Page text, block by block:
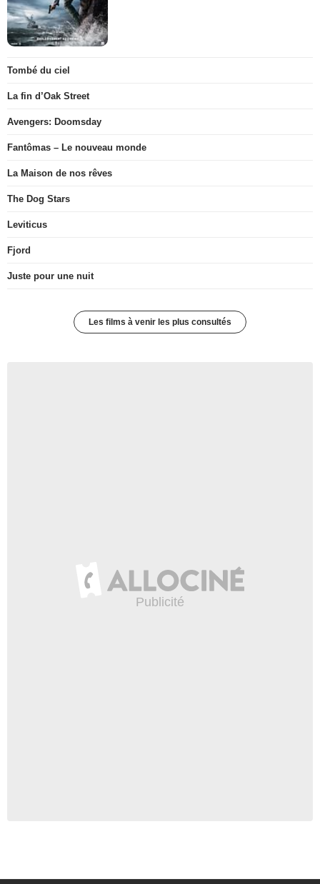
Tombé du ciel
La fin d’Oak Street
Avengers: Doomsday
Fantômas – Le nouveau monde
La Maison de nos rêves
The Dog Stars
Leviticus
Fjord
Juste pour une nuit
Les films à venir les plus consultés